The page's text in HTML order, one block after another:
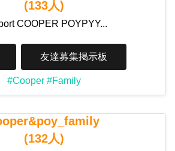
(133人)
COOPER POYPYY...
友達募集掲示板
#Cooper #Family
(132人)